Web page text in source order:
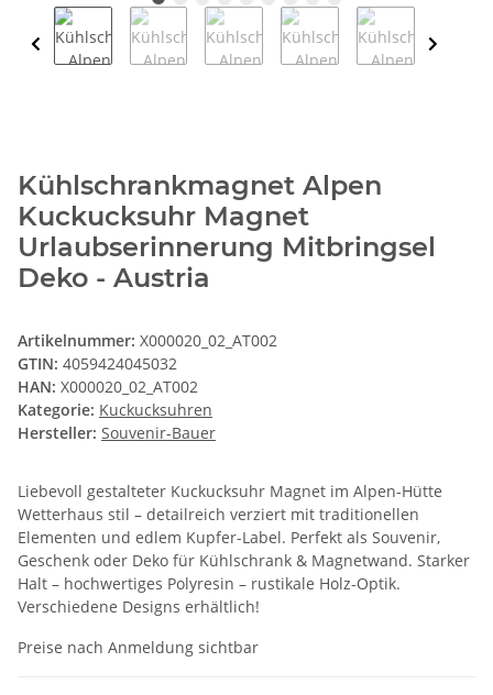
Kühlschrankmagnet Alpen
Kuckucksuhr Magnet
Urlaubserinnerung Mitbringsel
Deko - Austria
Artikelnummer: X000020_02_AT002
GTIN: 4059424045032
HAN: X000020_02_AT002
Kategorie: Kuckucksuhren
Hersteller: Souvenir-Bauer
Liebevoll gestalteter Kuckucksuhr Magnet im Alpen-Hütte
Wetterhaus stil – detailreich verziert mit traditionellen
Elementen und edlem Kupfer-Label. Perfekt als Souvenir,
Geschenk oder Deko für Kühlschrank & Magnetwand. Starker
Halt – hochwertiges Polyresin – rustikale Holz-Optik.
Verschiedene Designs erhältlich!
Preise nach Anmeldung sichtbar